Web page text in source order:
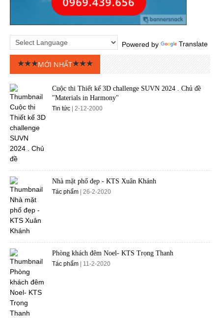
Powered by Translate
MỚI NHẤT
Cuộc thi Thiết kế 3D challenge SUVN 2024 . Chủ đề
"Materials in Harmony"
Tin tức| 2-12-2000
Nhà mặt phố đẹp - KTS Xuân Khánh
Tác phẩm | 26-2-2020
Phòng khách đêm Noel- KTS Trọng Thanh
Tác phẩm | 11-2-2020